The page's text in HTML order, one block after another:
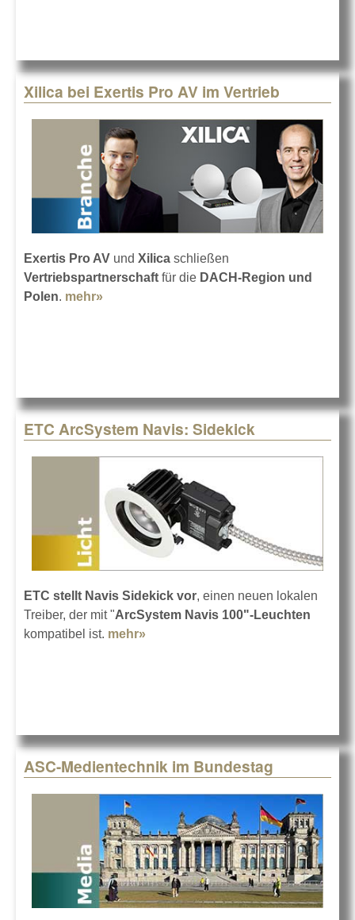
Xilica bei Exertis Pro AV im Vertrieb
Exertis Pro AV und Xilica schließen
Vertriebspartnerschaft für die DACH-Region und
Polen. mehr»
ETC ArcSystem Navis: Sidekick
ETC stellt Navis Sidekick vor, einen neuen lokalen
Treiber, der mit "ArcSystem Navis 100"-Leuchten
kompatibel ist. mehr»
ASC-Medientechnik im Bundestag